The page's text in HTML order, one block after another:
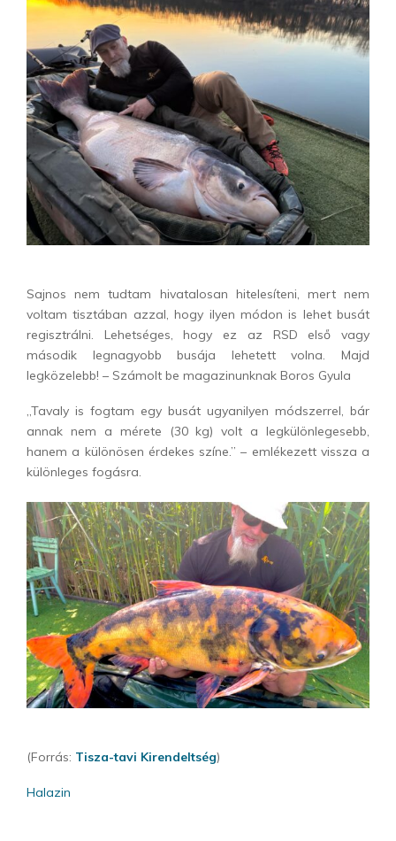
Sajnos nem tudtam hivatalosan hitelesíteni, mert nem
voltam tisztában azzal, hogy ilyen módon is lehet busát
regisztrálni. Lehetséges, hogy ez az RSD első vagy
második legnagyobb busája lehetett volna. Majd
legközelebb! – Számolt be magazinunknak Boros Gyula
„Tavaly is fogtam egy busát ugyanilyen módszerrel, bár
annak nem a mérete (30 kg) volt a legkülönlegesebb,
hanem a különösen érdekes színe.” – emlékezett vissza a
különleges fogásra.
(Forrás: Tisza-tavi Kirendeltség)
Halazin